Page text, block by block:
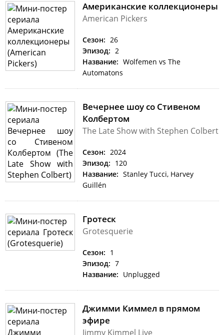
Американские коллекционеры
American Pickers
Сезон: 26
Эпизод: 2
Название: Wolfemen vs The
Automatons
Вечернее шоу со Стивеном
Колбертом
The Late Show with Stephen Colbert
Сезон: 2024
Эпизод: 120
Название: Stanley Tucci, Harvey
Guillén
Гротеск
Grotesquerie
Сезон: 1
Эпизод: 7
Название: Unplugged
Джимми Киммел в прямом
эфире
Jimmy Kimmel Live